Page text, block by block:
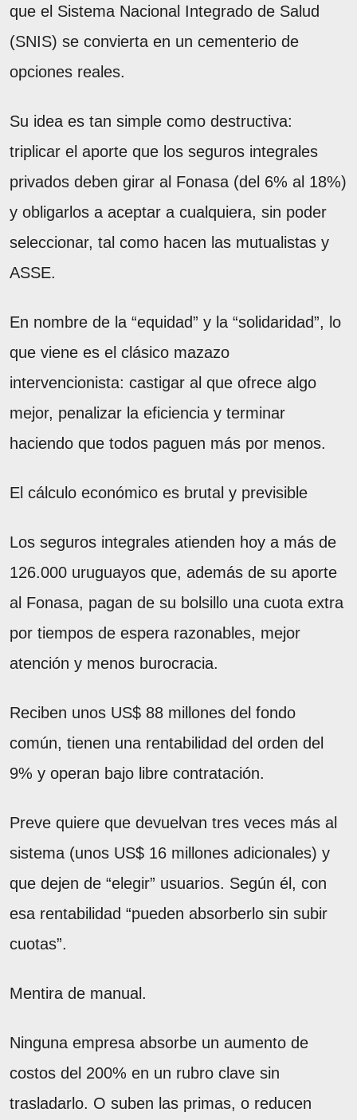
que el Sistema Nacional Integrado de Salud
(SNIS) se convierta en un cementerio de
opciones reales.
Su idea es tan simple como destructiva:
triplicar el aporte que los seguros integrales
privados deben girar al Fonasa (del 6% al 18%)
y obligarlos a aceptar a cualquiera, sin poder
seleccionar, tal como hacen las mutualistas y
ASSE.
En nombre de la “equidad” y la “solidaridad”, lo
que viene es el clásico mazazo
intervencionista: castigar al que ofrece algo
mejor, penalizar la eficiencia y terminar
haciendo que todos paguen más por menos.
El cálculo económico es brutal y previsible
Los seguros integrales atienden hoy a más de
126.000 uruguayos que, además de su aporte
al Fonasa, pagan de su bolsillo una cuota extra
por tiempos de espera razonables, mejor
atención y menos burocracia.
Reciben unos US$ 88 millones del fondo
común, tienen una rentabilidad del orden del
9% y operan bajo libre contratación.
Preve quiere que devuelvan tres veces más al
sistema (unos US$ 16 millones adicionales) y
que dejen de “elegir” usuarios. Según él, con
esa rentabilidad “pueden absorberlo sin subir
cuotas”.
Mentira de manual.
Ninguna empresa absorbe un aumento de
costos del 200% en un rubro clave sin
trasladarlo. O suben las primas, o reducen